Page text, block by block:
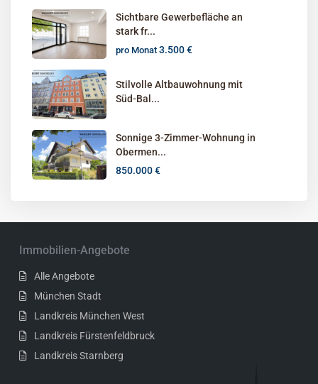
Sichtbare Gewerbefläche an
stark fr...
pro Monat 3.500 €
Stilvolle Altbauwohnung mit
Süd-Bal...
Sonnige 3-Zimmer-Wohnung in
Obermen...
850.000 €
Immobilien-Angebote
Alle Angebote
München Stadt
Landkreis München West
Landkreis Fürstenfeldbruck
Landkreis Starnberg